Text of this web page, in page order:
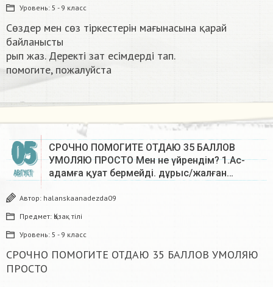
Уровень: 5 - 9 класс
Сөздер мен сөз тіркестерін мағынасына қарай
байланысты
рып жаз. Деректі зат есімдерді тап.
помогите, пожалуйста ​
05
АВГУСТ
СРОЧНО ПОМОГИТЕ ОТДАЮ 35 БАЛЛОВ
УМОЛЯЮ ПРОСТО Мен не үйрендім? 1.Ас-
адамға қуат бермейді. дұрыс/жалған…
Автор: halanskaanadezda09
Предмет: Қазақ тiлi
Уровень: 5 - 9 класс
СРОЧНО ПОМОГИТЕ ОТДАЮ 35 БАЛЛОВ УМОЛЯЮ
ПРОСТО